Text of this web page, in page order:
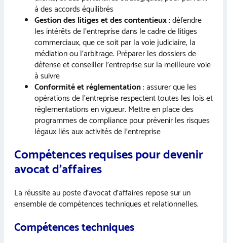
à des accords équilibrés
Gestion des litiges et des contentieux: défendre
les intérêts de l’entreprise dans le cadre de litiges
commerciaux, que ce soit par la voie judiciaire, la
médiation ou l’arbitrage. Préparer les dossiers de
défense et conseiller l’entreprise sur la meilleure voie
à suivre
Conformité et réglementation: assurer que les
opérations de l’entreprise respectent toutes les lois et
réglementations en vigueur. Mettre en place des
programmes de compliance pour prévenir les risques
légaux liés aux activités de l’entreprise
Compétences requises pour devenir
avocat d’affaires
La réussite au poste d’avocat d’affaires repose sur un
ensemble de compétences techniques et relationnelles.
Compétences techniques